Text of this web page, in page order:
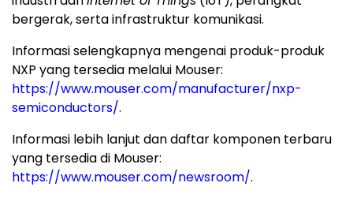
bergerak, serta infrastruktur komunikasi.
Informasi selengkapnya mengenai produk-produk
NXP yang tersedia melalui Mouser:
https://www.mouser.com/manufacturer/nxp-
semiconductors/.
Informasi lebih lanjut dan daftar komponen terbaru
yang tersedia di Mouser:
https://www.mouser.com/newsroom/.